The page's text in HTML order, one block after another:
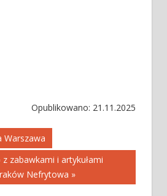
Opublikowano: 21.11.2025
Warszawa
zabawkami i artykułami
Nefrytowa »